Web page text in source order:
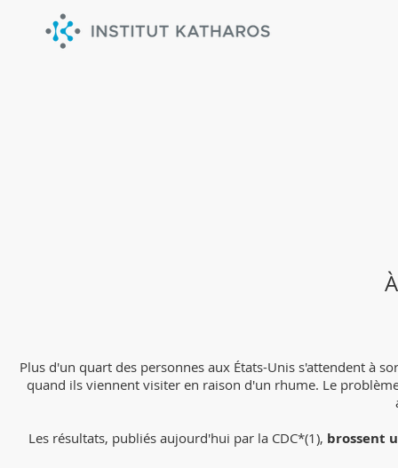
Plus d'un quart des personnes aux États-Unis s'attendent à
quand ils viennent visiter en raison d'un rhume. Le
Les résultats, publiés aujourd'hui par la CDC*(1), brossent